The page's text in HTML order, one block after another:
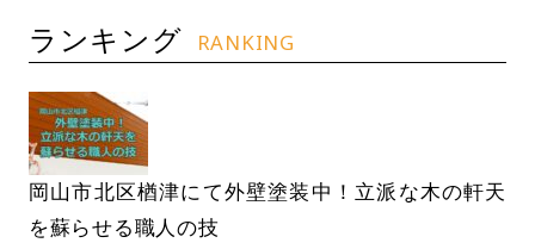
ランキング RANKING
岡山市北区楢津にて外壁塗装中！立派な木の軒天
を蘇らせる職人の技